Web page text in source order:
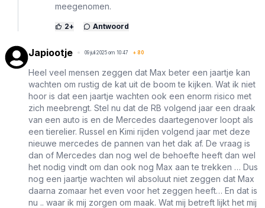
meegenomen.
2+ Antwoord
Japiootje 09 juli 2025 om 10:47 + 80
Heel veel mensen zeggen dat Max beter een jaartje kan
wachten om rustig de kat uit de boom te kijken. Wat ik niet
hoor is dat een jaartje wachten ook een enorm risico met
zich meebrengt. Stel nu dat de RB volgend jaar een draak
van een auto is en de Mercedes daartegenover loopt als
een tierelier. Russel en Kimi rijden volgend jaar met deze
nieuwe mercedes de pannen van het dak af. De vraag is
dan of Mercedes dan nog wel de behoefte heeft dan wel
het nodig vindt om dan ook nog Max aan te trekken … Dus
nog een jaartje wachten wil absoluut niet zeggen dat Max
daarna zomaar het even voor het zeggen heeft… En dat is
nu .. waar ik mij zorgen om maak. Wat mij betreft lijkt het mij